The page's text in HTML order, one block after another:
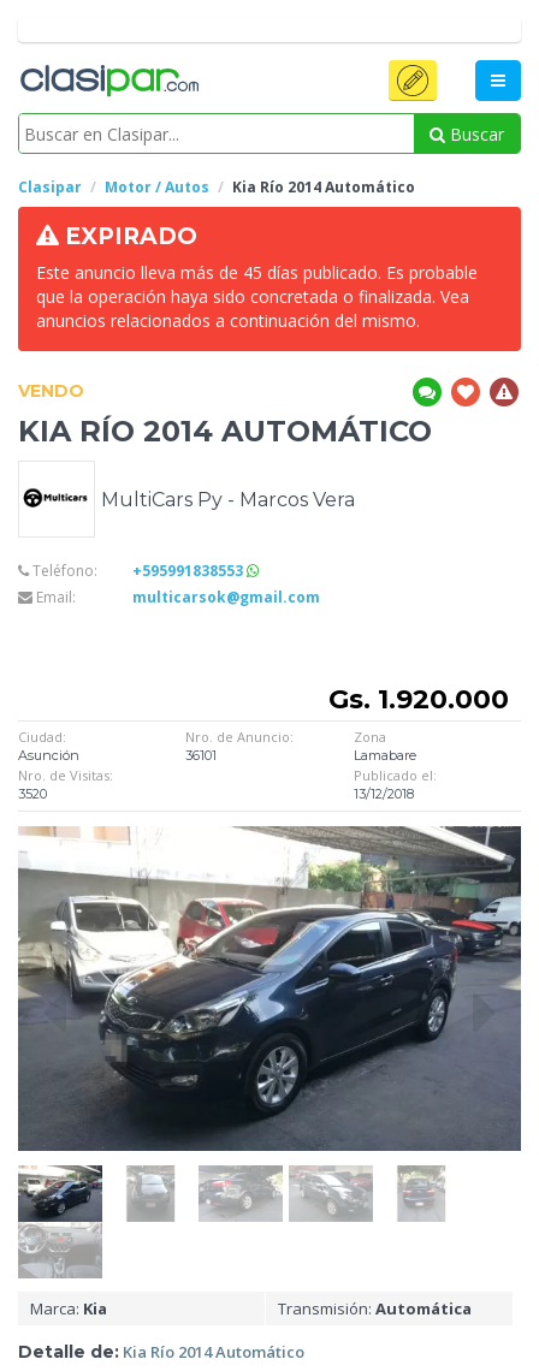
Buscar
Clasipar Motor / Autos Kia Río 2014Automático
EXPIRADO
Este anuncio lleva más de 45 días publicado. Es probable
que la operación haya sido concretada o finalizada. Vea
anuncios relacionados a continuación del mismo.
VENDO
KIA RÍO 2014 AUTOMÁTICO
MultiCars Py - Marcos Vera
Teléfono:
+595991838553
Email:
multicarsok@gmail.com
Gs. 1.920.000
Ciudad:
Asunción
Nro. de Anuncio:
36101
Zona
Lamabare
Nro. de Visitas:
3520
Publicado el:
13/12/2018
Marca: Kia Transmisión: Automática
Detalle de: Kia Río 2014Automático